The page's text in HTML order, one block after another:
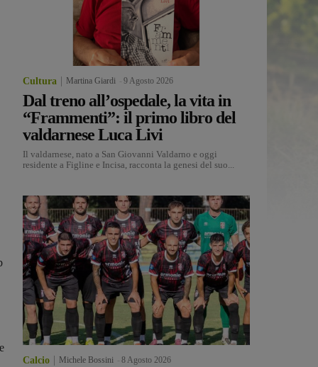
Cultura Martina Giardi 9 Agosto 2026
Dal treno all’ospedale, la vita in
“Frammenti”: il primo libro del
valdarnese Luca Livi
Il valdarnese, nato a San Giovanni Valdarno e oggi
residente a Figline e Incisa, racconta la genesi del suo...
Calcio Michele Bossini 8 Agosto 2026